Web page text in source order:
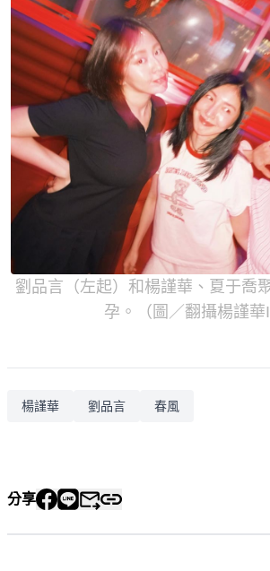
劉品言（左起）和楊謹華、夏于喬
孕。（圖／翻攝楊謹華
楊謹華 劉品言 春風
分享